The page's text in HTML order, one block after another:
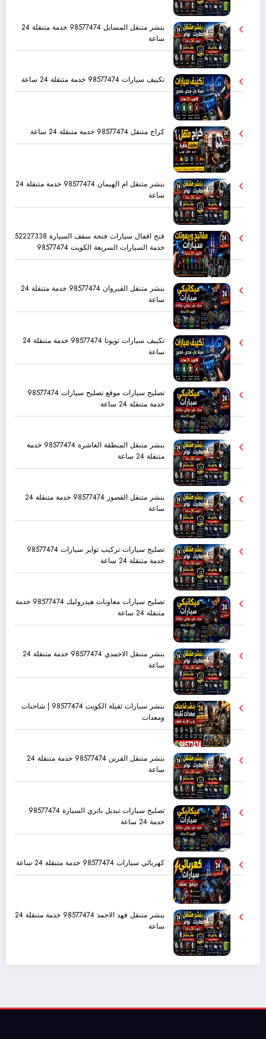
بنشر متنقل المسايل 98577474 خدمة متنقلة 24
ساعة
تكييف سيارات 98577474 خدمة متنقلة 24 ساعة
كراج متنقل 98577474 خدمة متنقلة 24 ساعة
بنشر متنقل ام الهيمان 98577474 خدمة متنقلة 24
ساعة
فتح اقفال سيارات فتحة سقف السيارة 52227338
خدمة السيارات السريعة الكويت 98577474
بنشر متنقل القيروان 98577474 خدمة متنقلة 24
ساعة
تكييف سيارات تويوتا 98577474 خدمة متنقلة 24
ساعة
تصليح سيارات موقع تصليح سيارات 98577474
خدمة متنقلة 24 ساعة
بنشر متنقل المنطقة العاشرة 98577474 خدمة
متنقلة 24 ساعة
بنشر متنقل القصور 98577474 خدمة متنقلة 24
ساعة
تصليح سيارات تركيب تواير سيارات 98577474
خدمة متنقلة 24 ساعة
تصليح سيارات معاونات هيدروليك 98577474 خدمة
متنقلة 24 ساعة
بنشر متنقل الاحمدي 98577474 خدمة متنقلة 24
ساعة
بنشر سيارات ثقيلة الكويت 98577474 | شاحنات
ومعدات
بنشر متنقل القرين 98577474 خدمة متنقلة 24
ساعة
تصليح سيارات تبديل باتري السيارة 98577474
خدمة 24 ساعة
كهربائي سيارات 98577474 خدمة متنقلة 24 ساعة
بنشر متنقل فهد الاحمد 98577474 خدمة متنقلة 24
ساعة